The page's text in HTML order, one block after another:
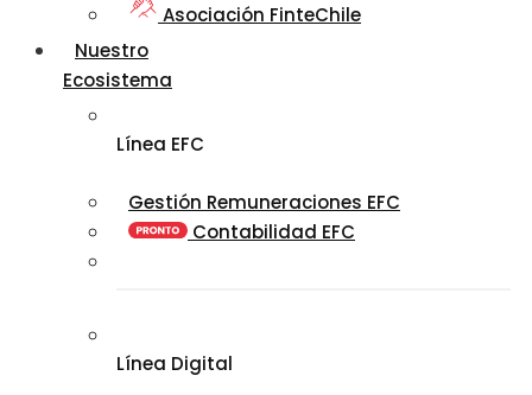
Asociación FinteChile
Nuestro
Ecosistema
Línea EFC
Gestión Remuneraciones EFC
Contabilidad EFC
Línea Digital